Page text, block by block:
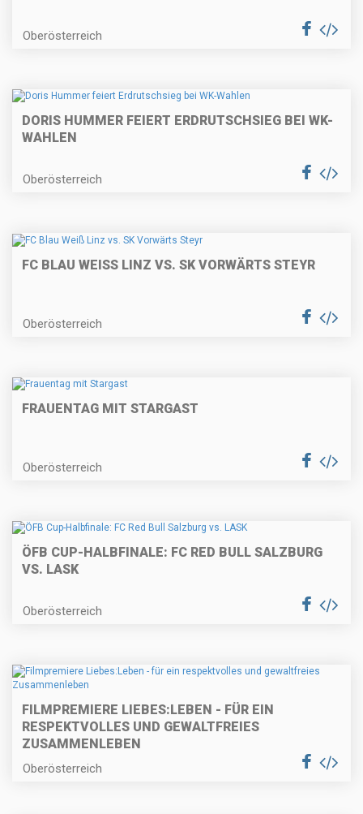
Oberösterreich
DORIS HUMMER FEIERT ERDRUTSCHSIEG BEI WK-
WAHLEN
Oberösterreich
FC BLAU WEISS LINZ VS. SK VORWÄRTS STEYR
Oberösterreich
FRAUENTAG MIT STARGAST
Oberösterreich
ÖFB CUP-HALBFINALE: FC RED BULL SALZBURG
VS. LASK
Oberösterreich
FILMPREMIERE LIEBES:LEBEN - FÜR EIN
RESPEKTVOLLES UND GEWALTFREIES
ZUSAMMENLEBEN
Oberösterreich